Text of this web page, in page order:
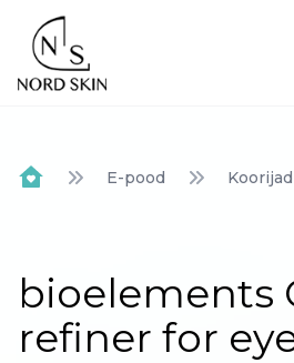
Nordskin
E-pood Koorijad
bioelements
refiner for